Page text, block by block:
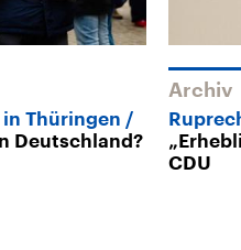
in Thüringen
Deutschland?
Archiv
CDU